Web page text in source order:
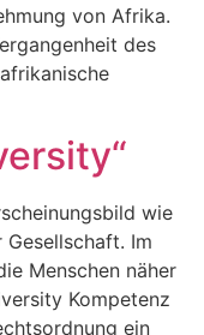
von Afrika.
des
wie
Im
Menschen näher
Kompetenz
ein